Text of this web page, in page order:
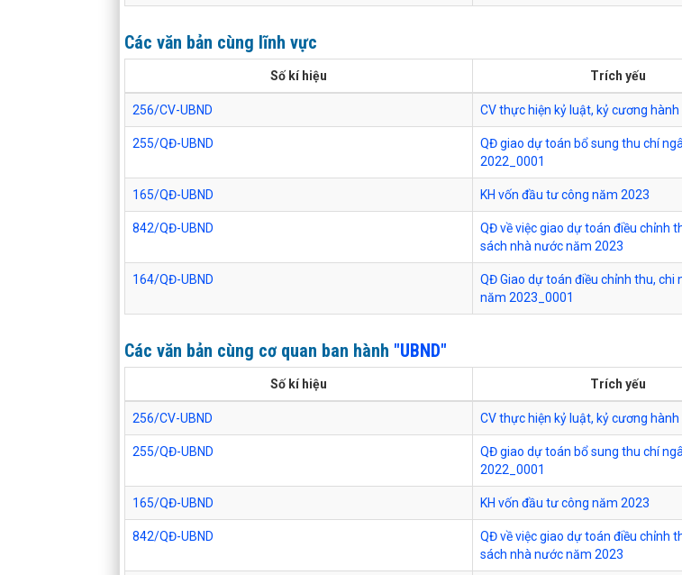
Các văn bản cùng lĩnh vực
Số kí hiệu Trích yếu
256/CV-UBND CV thực hiện kỷ luật, kỷ cương hành
255/QĐ-UBND
QĐ giao dự toán bổ sung thu chí
2022_0001
165/QĐ-UBND KH vốn đầu tư công năm 2023
842/QĐ-UBND
QĐ về việc giao dự toán điều chỉnh
sách nhà nước năm 2023
164/QĐ-UBND
QĐ Giao dự toán điều chỉnh thu, chi
năm 2023_0001
Các văn bản cùng cơ quan ban hành "UBND"
Số kí hiệu Trích yếu
256/CV-UBND CV thực hiện kỷ luật, kỷ cương hành
255/QĐ-UBND
QĐ giao dự toán bổ sung thu chí
2022_0001
165/QĐ-UBND KH vốn đầu tư công năm 2023
842/QĐ-UBND
QĐ về việc giao dự toán điều chỉnh
sách nhà nước năm 2023